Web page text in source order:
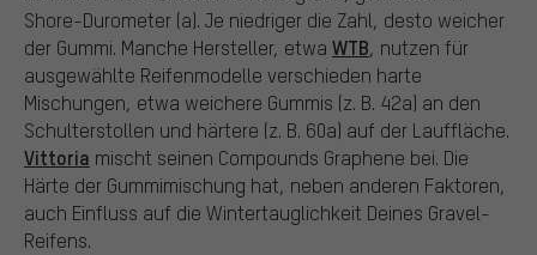
Shore-Durometer (a). Je niedriger die Zahl, desto weicher
der Gummi. Manche Hersteller, etwa WTB, nutzen für
ausgewählte Reifenmodelle verschieden harte
Mischungen, etwa weichere Gummis (z. B. 42a) an den
Schulterstollen und härtere (z. B. 60a) auf der Lauffläche.
Vittoria mischt seinen Compounds Graphene bei. Die
Härte der Gummimischung hat, neben anderen Faktoren,
auch Einfluss auf die Wintertauglichkeit Deines Gravel-
Reifens.